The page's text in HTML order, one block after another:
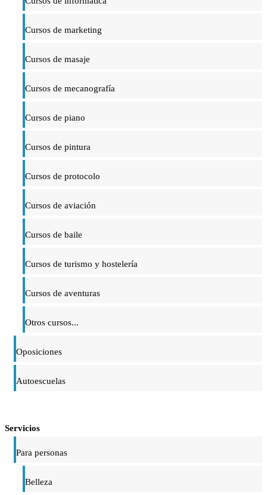
Cursos de marketing
Cursos de masaje
Cursos de mecanografía
Cursos de piano
Cursos de pintura
Cursos de protocolo
Cursos de aviación
Cursos de baile
Cursos de turismo y hostelería
Cursos de aventuras
Otros cursos...
Oposiciones
Autoescuelas
Servicios
Para personas
Belleza